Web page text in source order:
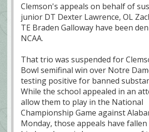
Clemson's appeals on behalf of
junior DT Dexter Lawrence, OL
TE Braden Galloway have been
NCAA.
That trio was suspended for
Bowl semifinal win over Notre
testing positive for banned
While the school appealed in an
allow them to play in the National
Championship Game against
Monday, those appeals have fallen